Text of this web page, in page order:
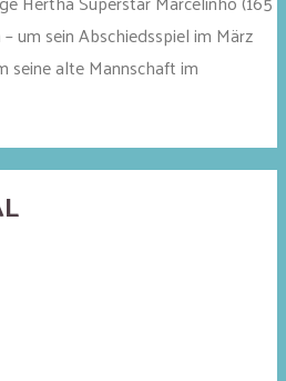
um sein Abschiedsspiel im März
seine alte Mannschaft im